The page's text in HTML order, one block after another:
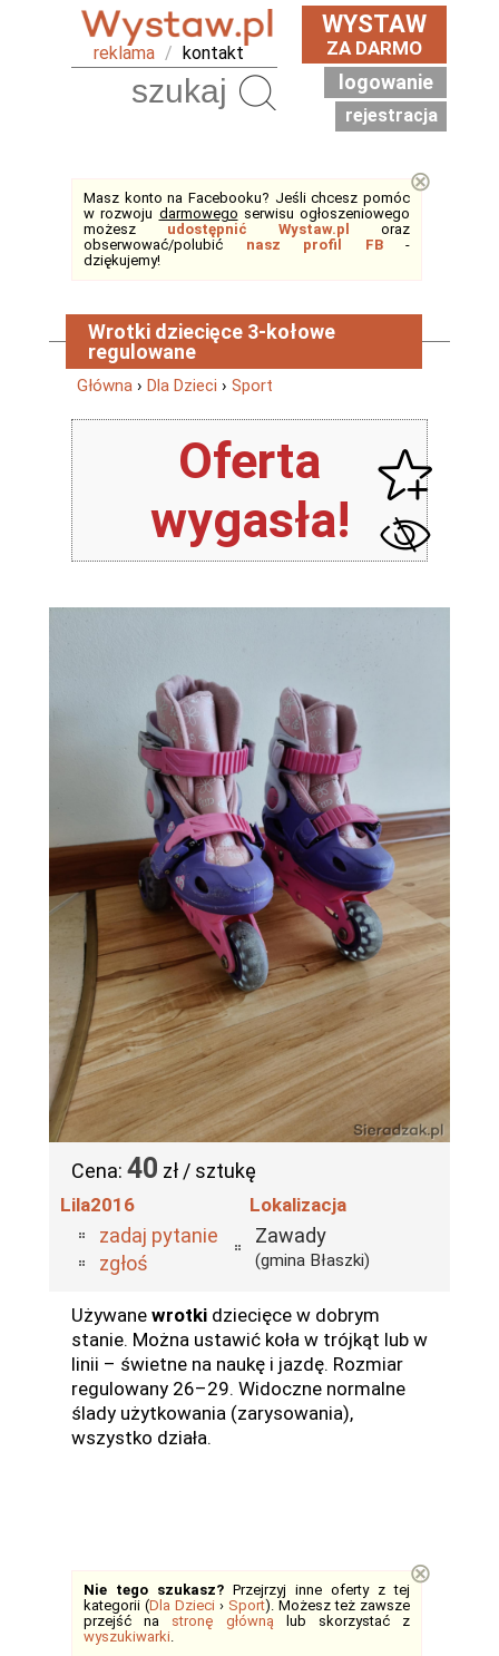
reklama / kontakt
WYSTAW
ZA DARMO
logowanie
rejestracja
Masz konto na Facebooku? Jeśli chcesz pomóc
w rozwoju darmowego serwisu ogłoszeniowego
możesz udostępnić Wystaw.pl
oraz
obserwować/polubić nasz profil FB-
dziękujemy!
⊗
Wrotki dziecięce 3-kołowe
regulowane
Główna › Dla Dzieci › Sport
Oferta
wygasła!
Cena: 40 zł / sztukę
Lila2016
zadaj pytanie
zgłoś
Lokalizacja
Zawady
(gmina Błaszki)
Używane wrotki dziecięce w dobrym
stanie. Można ustawić koła w trójkąt lub w
linii – świetne na naukę i jazdę. Rozmiar
regulowany 26–29. Widoczne normalne
ślady użytkowania (zarysowania),
wszystko działa.
Nie tego szukasz? Przejrzyj inne oferty z tej
kategorii (Dla Dzieci › Sport). Możesz też zawsze
przejść na stronę główną lub skorzystać z
wyszukiwarki.
⊗